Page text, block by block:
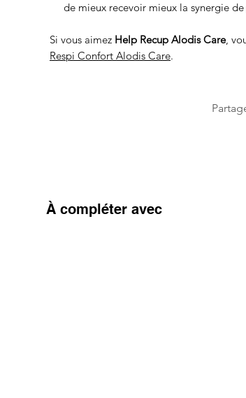
de mieux recevoir mieux la synergie
Si vous aimez Help Recup Alodis Care,
Respi Confort Alodis Care.
À compléter avec